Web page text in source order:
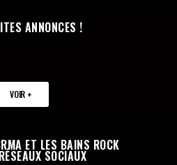
ANNONCES !
VOIR +
ET LES BAINS ROCK
SOCIAUX